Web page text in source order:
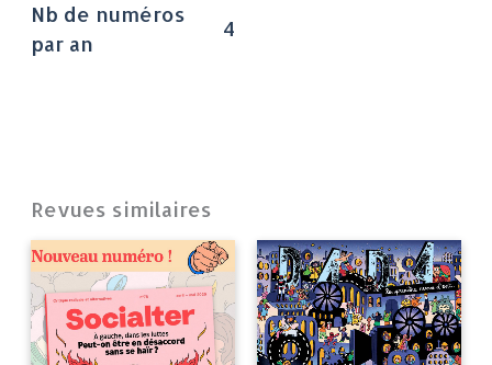
Nb de numéros
par an
4
Revues similaires